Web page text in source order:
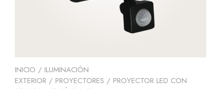
INICIO / ILUMINACIÓN
EXTERIOR / PROYECTORES / PROYECTOR LED CON